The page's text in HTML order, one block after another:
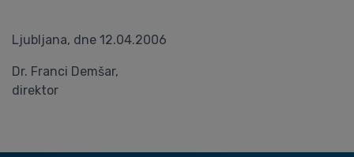
Ljubljana, dne 12.04.2006
Dr. Franci Demšar,
direktor